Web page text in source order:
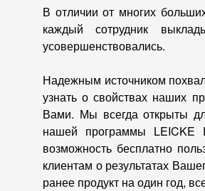
В отличии от многих
каждый сотрудник
усовершенствовались.
Надежным источником
узнать о свойствах наших
Вами. Мы всегда открыты
нашей программы LEICKE
возможность бесплатно
клиентам о результатах
ранее продукт на один год,